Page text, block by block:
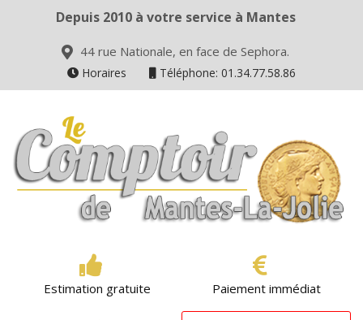
Depuis 2010 à votre service à Mantes
44 rue Nationale, en face de Sephora.
Horaires Téléphone: 01.34.77.58.86
Estimation gratuite Paiement immédiat